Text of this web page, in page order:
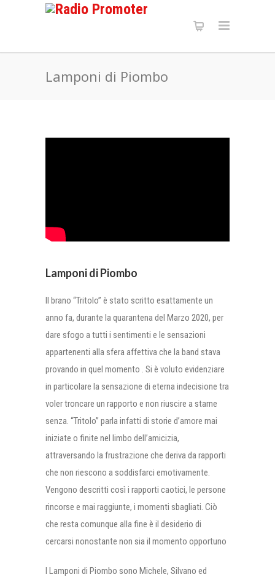
Lamponi di Piombo
Lamponi di Piombo
Il brano “Tritolo” è stato scritto esattamente un
anno fa, durante la quarantena del Marzo 2020, per
dare sfogo a tutti i sentimenti e le sensazioni
appartenenti alla sfera affettiva che la band stava
provando in quel momento . Si è voluto evidenziare
in particolare la sensazione di eterna indecisione tra
voler troncare un rapporto e non riuscire a starne
senza. “Tritolo” parla infatti di storie d’amore mai
iniziate o finite nel limbo dell’amicizia,
attraversando la frustrazione che deriva da rapporti
che non riescono a soddisfarci emotivamente.
Vengono descritti così i rapporti caotici, le persone
rincorse e mai raggiunte, i momenti sbagliati. Ciò
che resta comunque alla fine è il desiderio di
cercarsi nonostante non sia il momento opportuno
I Lamponi di Piombo sono Michele, Silvano ed